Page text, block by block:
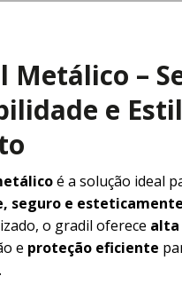
Metálico –
e
é a solução ideal
seguro e
o gradil oferece alta
e proteção eficiente